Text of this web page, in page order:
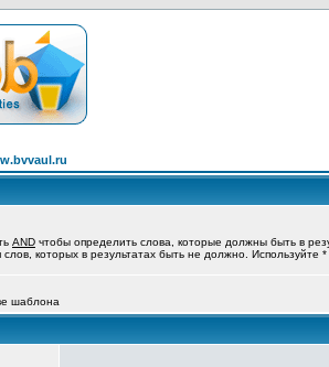
AND чтобы определить слова, которые должны быть в
слов, которых в результатах быть не должно. Используйте
шаблона